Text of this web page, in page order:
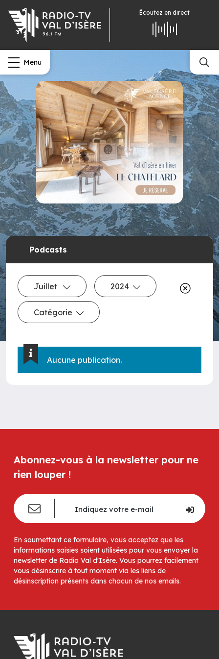
Écoutez en direct
Menu
Podcasts
Juillet 2024
Catégorie
Aucune publication.
Abonnez-vous à la newsletter pour ne
rien louper !
En soumettant ce formulaire, vous acceptez que les
informations saisies soient utilisées pour vous envoyer la
newsletter de Radio Val d'Isère. Vous pourrez facilement
vous désinscrire à tout moment via les liens de
désinscription présents dans chacun de nos emails.